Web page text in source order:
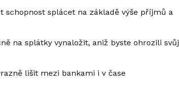
schopnost splácet na základě výše příjmů a
na splátky vynaložit, aniž byste ohrozili svůj
lišit mezi bankami i v čase